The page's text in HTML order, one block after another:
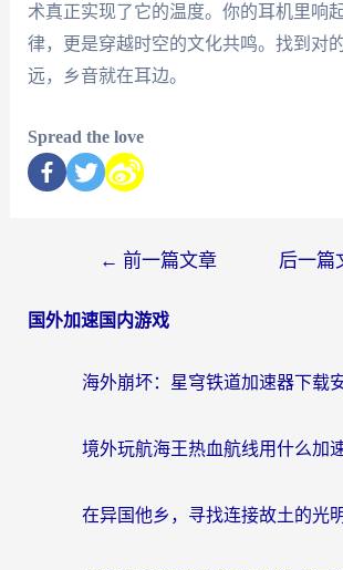
术真正实现了它的温度。你的耳机里响
律，更是穿越时空的文化共鸣。找到对
远，乡音就在耳边。
Spread the love
← 前一篇文章 后一篇
国外加速国内游戏